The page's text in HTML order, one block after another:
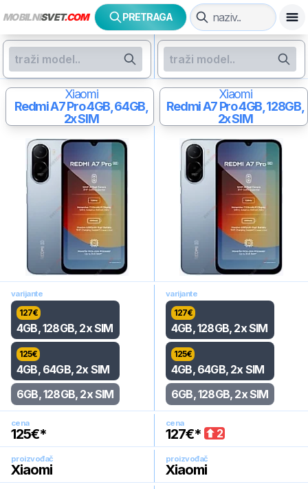
MOBILNISVET.COM PRETRAGA
Xiaomi
Redmi A7 Pro4GB, 64GB,
2x SIM
Xiaomi
Redmi A7 Pro4GB, 128GB,
2x SIM
varijante
127€
4GB, 128GB, 2x SIM
125€
4GB, 64GB, 2x SIM
6GB, 128GB, 2x SIM
varijante
127€
4GB, 128GB, 2x SIM
125€
4GB, 64GB, 2x SIM
6GB, 128GB, 2x SIM
cena
125€*
cena
127€* 2
proizvođač
Xiaomi
proizvođač
Xiaomi